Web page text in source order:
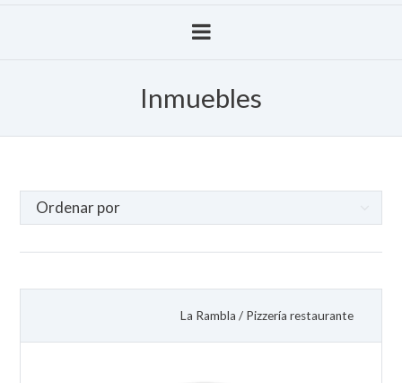
Inmuebles
La Rambla / Pizzería restaurante